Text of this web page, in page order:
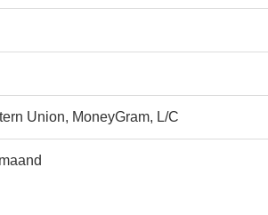
Union, MoneyGram, L/C